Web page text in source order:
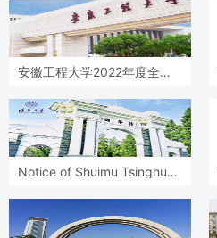
安徽工程大学2022年度全职
Notice of Shuimu Tsinghua
Recruitment